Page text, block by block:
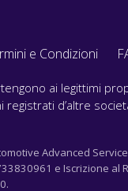
e Condizioni
ai legittimi
registrati d’altre
Advanced Service
e Iscrizione